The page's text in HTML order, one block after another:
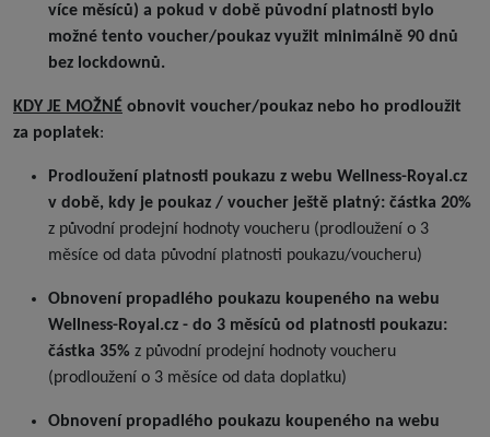
více měsíců) a pokud v době původní platnosti bylo
možné tento voucher/poukaz využit minimálně 90 dnů
bez lockdownů.
KDY JE MOŽNÉ obnovit voucher/poukaz nebo ho prodloužit
za poplatek:
Prodloužení platnosti poukazu z webu Wellness-Royal.cz
v době, kdy je poukaz / voucher ještě platný: částka 20%
z původní prodejní hodnoty voucheru (prodloužení o 3
měsíce od data původní platnosti poukazu/voucheru)
Obnovení propadlého poukazu koupeného na webu
Wellness-Royal.cz - do 3 měsíců od platnosti poukazu:
částka 35% z původní prodejní hodnoty voucheru
(prodloužení o 3 měsíce od data doplatku)
Obnovení propadlého poukazu koupeného na webu